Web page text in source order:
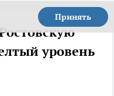
Принять
уровень